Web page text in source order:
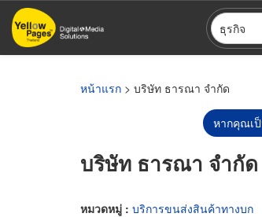
ข้าม
ไป
ธุรกิจ
หน้าแรก > บริษัท ธารณา จำกัด
หากคุณเ
บริษัท ธารณา จำกัด
หมวดหมู่ : บริการขนส่งสินค้าทางบก